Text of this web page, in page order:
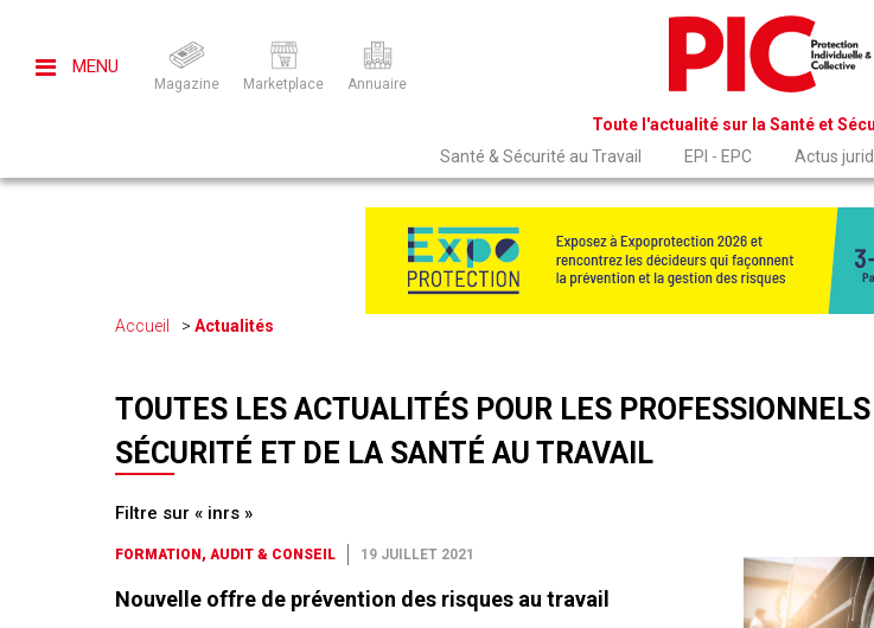
MENU
Magazine Marketplace Annuaire
Toute l'actualité sur la Santé et
Santé & Sécurité au Travail EPI - EPC Actus
Accueil Actualités
TOUTES LES ACTUALITÉS POUR LES
SÉCURITÉ ET DE LA SANTÉ AU TRAVAIL
Filtre sur « inrs »
FORMATION, AUDIT & CONSEIL 19 JUILLET 2021
Nouvelle offre de prévention des risques au travail